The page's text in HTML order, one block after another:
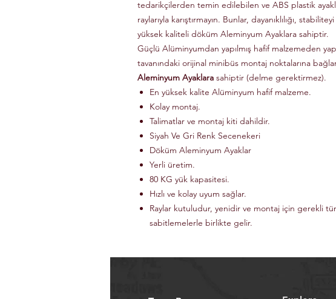
tedarikçilerden temin edilebilen ve ABS plastik
raylarıyla karıştırmayın. Bunlar, dayanıklılığı,
yüksek kaliteli döküm Aleminyum Ayaklara sahiptir.
Güçlü Alüminyumdan yapılmış hafif malzemeden
tavanındaki orijinal minibüs montaj noktalarına
Aleminyum Ayaklara sahiptir (delme gerektirmez).
En yüksek kalite Alüminyum hafif malzeme.
Kolay montaj.
Talimatlar ve montaj kiti dahildir.
Siyah Ve Gri Renk Secenekeri
Döküm Aleminyum Ayaklar
Yerli üretim.
80 KG yük kapasitesi.
Hızlı ve kolay uyum sağlar.
Raylar kutuludur, yenidir ve montaj için gerekli
sabitlemelerle birlikte gelir.